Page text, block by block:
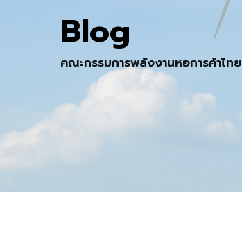
Blog
คณะกรรมการพลังงานหอการค้าไทย